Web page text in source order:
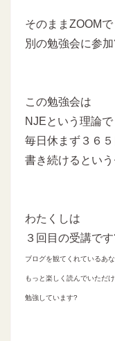
そのままZOOMで
別の勉強会に参
この勉強会は
NJEという理論で
毎日休まず３６５
書き続けるとい
わたくしは
３回目の受講で
ブログを観てくれているあ
もっと楽しく読んでいただ
勉強しています?